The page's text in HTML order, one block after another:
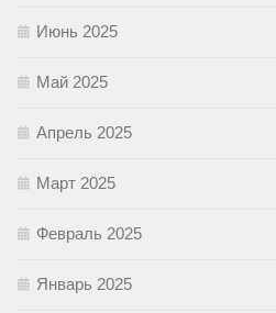
Июнь 2025
Май 2025
Апрель 2025
Март 2025
Февраль 2025
Январь 2025